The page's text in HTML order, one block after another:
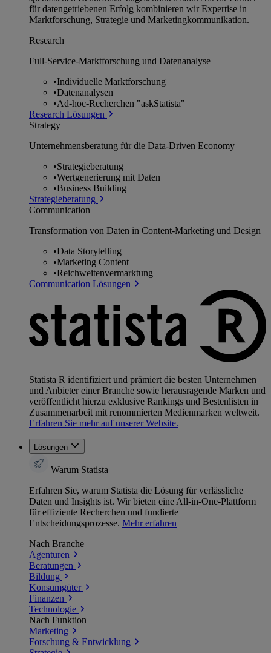
für datengetriebenen Erfolg kombinieren wir Expertise in
Marktforschung, Strategie und Marketingkommunikation.
Research
Full-Service-Marktforschung und Datenanalyse
•Individuelle Marktforschung
•Datenanalysen
•Ad-hoc-Recherchen "askStatista"
Research Lösungen
Strategy
Unternehmens­beratung für die Data-Driven Economy
•Strategieberatung
•Wertgenerierung mit Daten
•Business Building
Strategieberatung
Communication
Transformation von Daten in Content-Marketing und Design
•Data Storytelling
•Marketing Content
•Reichweitenvermarktung
Communication Lösungen
Statista R identifiziert und prämiert die besten Unternehmen
und Anbieter einer Branche sowie herausragende Marken und
veröffentlicht hierzu exklusive Rankings und Bestenlisten in
Zusammenarbeit mit renommierten Medienmarken weltweit.
Erfahren Sie mehr auf unserer Website.
Lösungen
Warum Statista
Erfahren Sie, warum Statista die Lösung für verlässliche
Daten und Insights ist. Wir bieten eine All-in-One-Plattform
für effiziente Recherchen und fundierte
Entscheidungsprozesse. Mehr erfahren
Nach Branche
Agenturen
Beratungen
Bildung
Konsumgüter
Finanzen
Technologie
Nach Funktion
Marketing
Forschung & Entwicklung